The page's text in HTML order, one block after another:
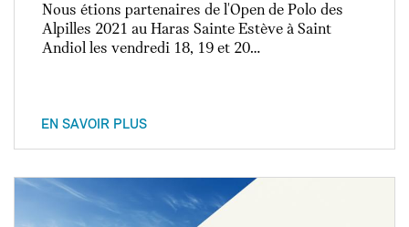
Nous étions partenaires de l'Open de Polo des
Alpilles 2021 au Haras Sainte Estève à Saint
Andiol les vendredi 18, 19 et 20…
EN SAVOIR PLUS